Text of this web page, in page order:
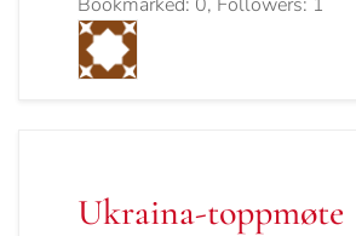
Ukraina-toppmøte